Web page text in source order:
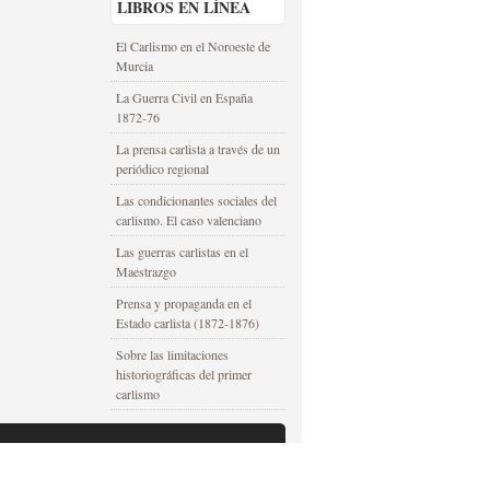
LIBROS EN LÍNEA
El Carlismo en el Noroeste de
Murcia
La Guerra Civil en España
1872-76
La prensa carlista a través de un
periódico regional
Las condicionantes sociales del
carlismo. El caso valenciano
Las guerras carlistas en el
Maestrazgo
Prensa y propaganda en el
Estado carlista (1872-1876)
Sobre las limitaciones
historiográficas del primer
carlismo